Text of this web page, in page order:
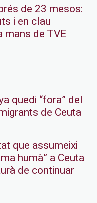
de 23 mesos:
i en clau
mans de TVE
quedi “fora” del
de Ceuta
que assumeixi
humà” a Ceuta
de continuar